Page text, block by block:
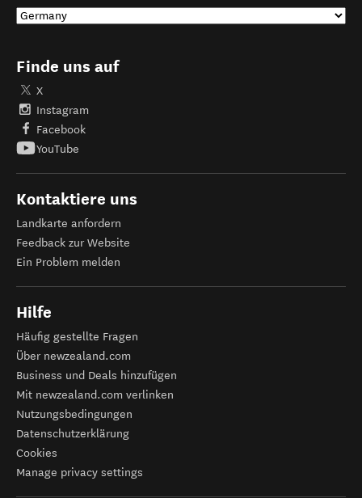
Finde uns auf
X
Instagram
Facebook
YouTube
Kontaktiere uns
Landkarte anfordern
Feedback zur Website
Ein Problem melden
Hilfe
Häufig gestellte Fragen
Über newzealand.com
Business und Deals hinzufügen
Mit newzealand.com verlinken
Nutzungsbedingungen
Datenschutzerklärung
Cookies
Manage privacy settings